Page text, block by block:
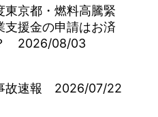
東京都・燃料高騰緊
支援金の申請はお済
2026/08/03
故速報 2026/07/22